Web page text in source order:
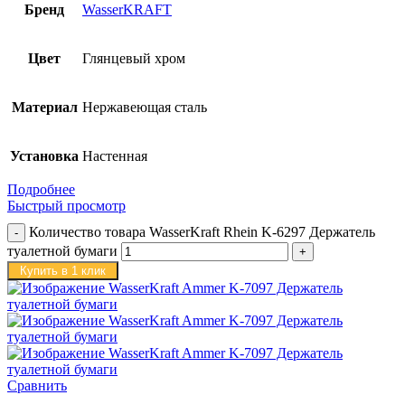
Бренд WasserKRAFT
Цвет Глянцевый хром
Материал Нержавеющая сталь
Установка Настенная
Подробнее
Быстрый просмотр
Количество товара WasserKraft Rhein K-6297 Держатель
туалетной бумаги
Купить в 1 клик
Сравнить